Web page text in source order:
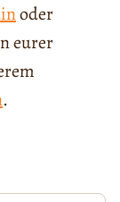
oder
eurer
.